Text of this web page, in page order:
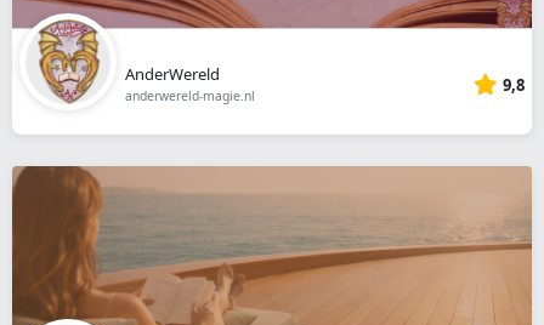
AnderWereld
anderwereld-magie.nl 9,8